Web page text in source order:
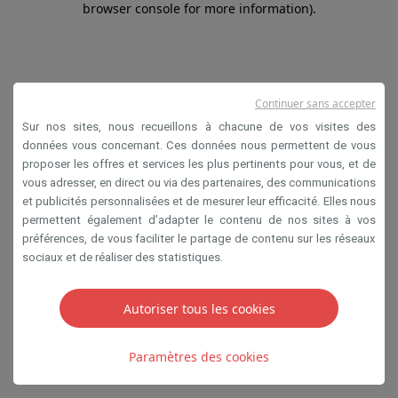
browser console for more information).
Sur nos sites, nous recueillons à chacune de vos visites des
données vous concernant. Ces données nous permettent de vous
proposer les offres et services les plus pertinents pour vous, et de
vous adresser, en direct ou via des partenaires, des communications
et publicités personnalisées et de mesurer leur efficacité. Elles nous
permettent également d’adapter le contenu de nos sites à vos
préférences, de vous faciliter le partage de contenu sur les réseaux
sociaux et de réaliser des statistiques.
Autoriser tous les cookies
Paramètres des cookies
Continuer sans accepter